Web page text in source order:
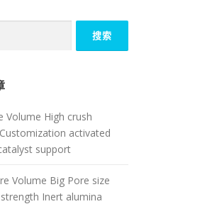
Volume High crush
activated
support
Volume Big Pore size
Inert alumina